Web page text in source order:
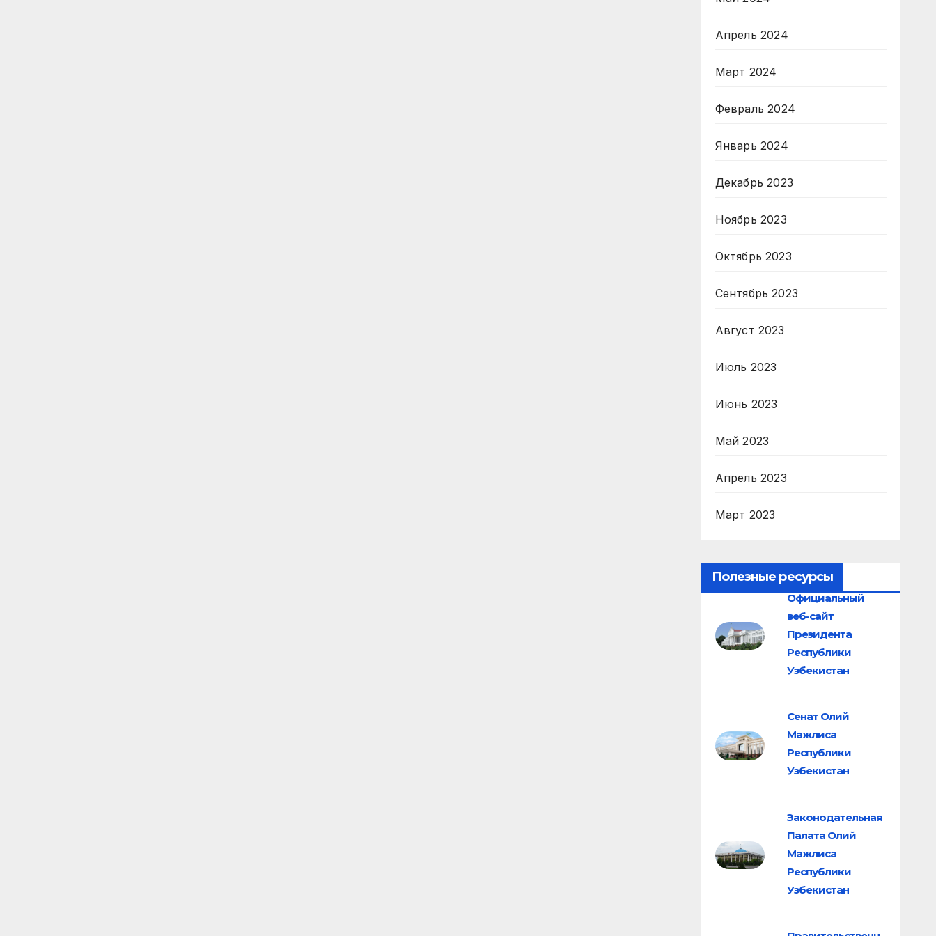
Апрель 2024
Март 2024
Февраль 2024
Январь 2024
Декабрь 2023
Ноябрь 2023
Октябрь 2023
Сентябрь 2023
Август 2023
Июль 2023
Июнь 2023
Май 2023
Апрель 2023
Март 2023
Полезные ресурсы
Официальный
веб-сайт
Президента
Республики
Узбекистан
Сенат Олий
Мажлиса
Республики
Узбекистан
Законодательная
Палата Олий
Мажлиса
Республики
Узбекистан